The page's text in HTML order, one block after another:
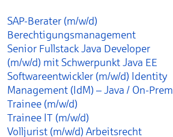
SAP-Berater (m/w/d)
Berechtigungsmanagement
Senior Fullstack Java Developer
(m/w/d) mit Schwerpunkt Java EE
Softwareentwickler (m/w/d) Identity
Management (IdM) – Java / On-Prem
Trainee (m/w/d)
Trainee IT (m/w/d)
Volljurist (m/w/d) Arbeitsrecht